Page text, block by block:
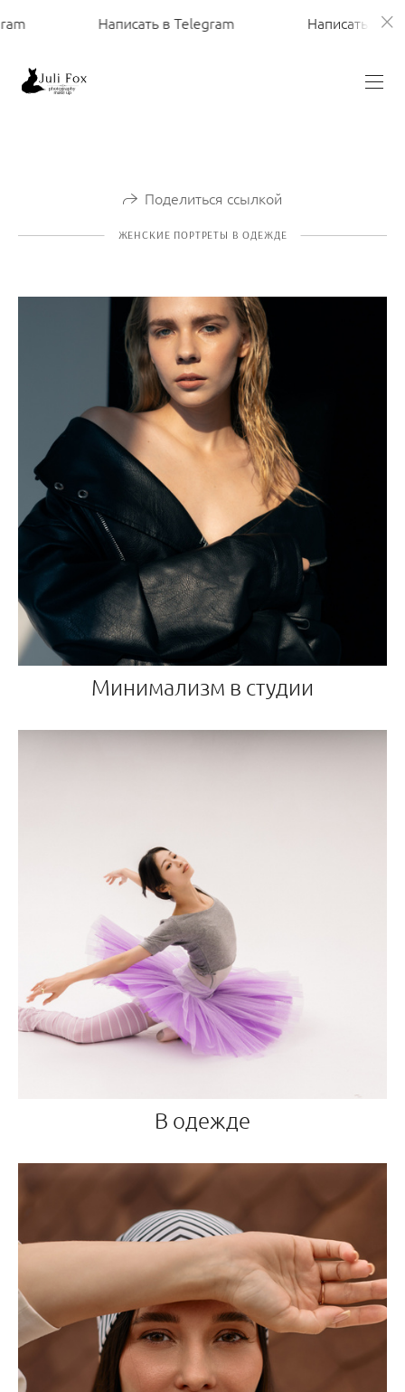
Написать в Telegram Написать в
Поделиться ссылкой
ЖЕНСКИЕ ПОРТРЕТЫ В ОДЕЖДЕ
Минимализм в студии
В одежде